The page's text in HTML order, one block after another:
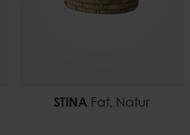
STINA Fat, Natur